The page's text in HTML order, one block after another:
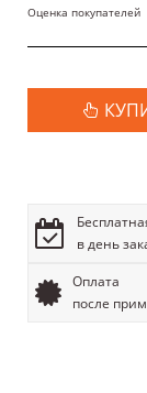
Оценка покупателей
в день
Оплата
после